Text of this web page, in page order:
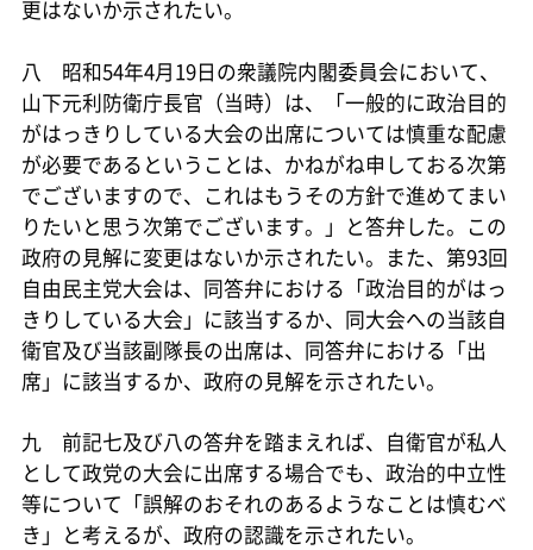
更はないか示されたい。
八 昭和54年4月19日の衆議院内閣委員会において、
山下元利防衛庁長官（当時）は、「一般的に政治目的
がはっきりしている大会の出席については慎重な配慮
が必要であるということは、かねがね申しておる次第
でございますので、これはもうその方針で進めてまい
りたいと思う次第でございます。」と答弁した。この
政府の見解に変更はないか示されたい。また、第93回
自由民主党大会は、同答弁における「政治目的がはっ
きりしている大会」に該当するか、同大会への当該自
衛官及び当該副隊長の出席は、同答弁における「出
席」に該当するか、政府の見解を示されたい。
九 前記七及び八の答弁を踏まえれば、自衛官が私人
として政党の大会に出席する場合でも、政治的中立性
等について「誤解のおそれのあるようなことは慎むべ
き」と考えるが、政府の認識を示されたい。